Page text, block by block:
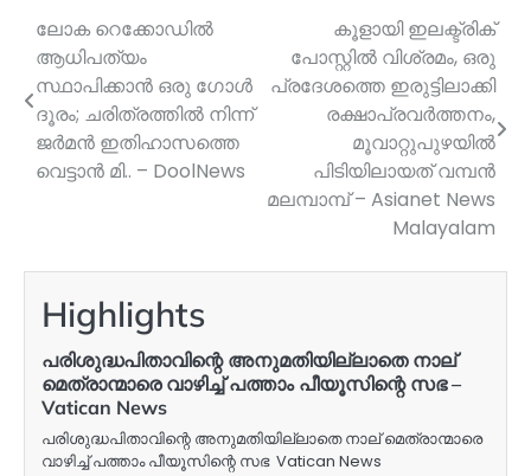
Post
navigation
ലോക റെക്കോഡില്‍
ആധിപത്യം
സ്ഥാപിക്കാന്‍ ഒരു ഗോള്‍
ദൂരം; ചരിത്രത്തില്‍ നിന്ന്
ജര്‍മന്‍ ഇതിഹാസത്തെ
വെട്ടാന്‍ മി.. – DoolNews
കൂളായി ഇലക്ട്രിക്
പോസ്റ്റിൽ വിശ്രമം, ഒരു
പ്രദേശത്തെ ഇരുട്ടിലാക്കി
രക്ഷാപ്രവർത്തനം,
മൂവാറ്റുപുഴയിൽ
പിടിയിലായത് വമ്പൻ
മലമ്പാമ്പ് – Asianet News
Malayalam
Highlights
പരിശുദ്ധപിതാവിന്റെ അനുമതിയില്ലാതെ നാല്
മെത്രാന്മാരെ വാഴിച്ച് പത്താം പീയൂസിന്റെ സഭ –
Vatican News
പരിശുദ്ധപിതാവിന്റെ അനുമതിയില്ലാതെ നാല് മെത്രാന്മാരെ
വാഴിച്ച് പത്താം പീയൂസിന്റെ സഭ Vatican News